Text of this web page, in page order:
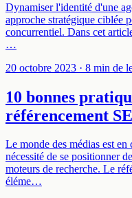
Dynamiser l'identité d'une
approche stratégique ciblée
concurrentiel. Dans cet
…
20 octobre 2023 · 8 min de
10 bonnes
référencement
Le monde des médias est
nécessité de se positionner
moteurs de recherche. Le
éléme…